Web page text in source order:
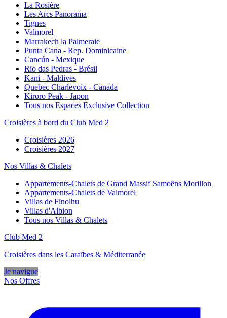
La Rosière
Les Arcs Panorama
Tignes
Valmorel
Marrakech la Palmeraie
Punta Cana - Rep. Dominicaine
Cancún - Mexique
Rio das Pedras - Brésil
Kani - Maldives
Quebec Charlevoix - Canada
Kiroro Peak - Japon
Tous nos Espaces Exclusive Collection
Croisières à bord du Club Med 2
Croisières 2026
Croisières 2027
Nos Villas & Chalets
Appartements-Chalets de Grand Massif Samoëns Morillon
Appartements-Chalets de Valmorel
Villas de Finolhu
Villas d'Albion
Tous nos Villas & Chalets
Club Med 2
Croisières dans les Caraïbes & Méditerranée
Je navigue
Nos Offres